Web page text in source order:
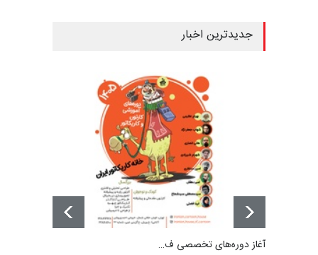
جدیدترین اخبار
آغاز دوره‌های تخصصی ف…